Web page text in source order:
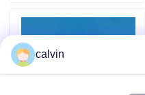
การพ่นลูกปัดเซรามิก
calvin